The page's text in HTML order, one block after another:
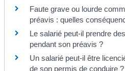
Faute grave ou lourde
préavis : quelles
Le salarié peut-il prendre
pendant son préavis ?
Un salarié peut-il être
de son permis de conduire ?